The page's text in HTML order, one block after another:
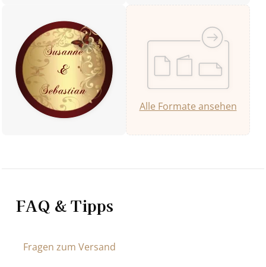
Alle Formate ansehen
FAQ & Tipps
Fragen zum Versand